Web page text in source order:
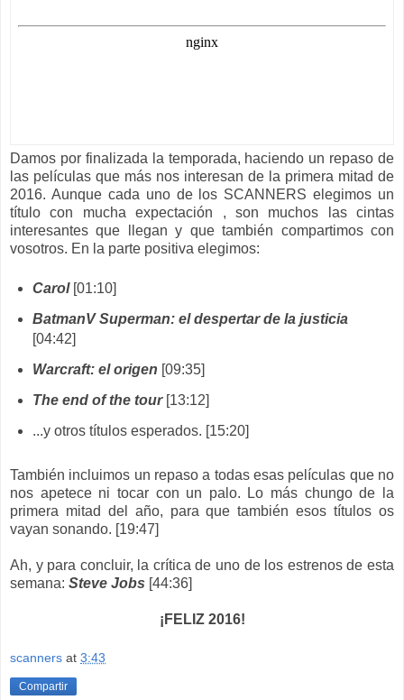
Damos por finalizada la temporada, haciendo un repaso de
las películas que más nos interesan de la primera mitad de
2016. Aunque cada uno de los SCANNERS elegimos un
título con mucha expectación , son muchos las cintas
interesantes que llegan y que también compartimos con
vosotros. En la parte positiva elegimos:
Carol [01:10]
BatmanV Superman: el despertar de la justicia
[04:42]
Warcraft: el origen [09:35]
The end of the tour [13:12]
...y otros títulos esperados. [15:20]
También incluimos un repaso a todas esas películas que no
nos apetece ni tocar con un palo. Lo más chungo de la
primera mitad del año, para que también esos títulos os
vayan sonando. [19:47]
Ah, y para concluir, la crítica de uno de los estrenos de esta
semana: Steve Jobs [44:36]
¡FELIZ 2016!
scanners at 3:43
Compartir